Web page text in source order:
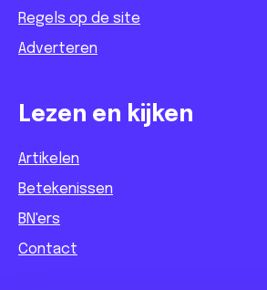
Regels op de site
Adverteren
Lezen en kijken
Artikelen
Betekenissen
BN'ers
Contact